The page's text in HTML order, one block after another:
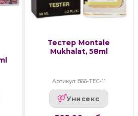
Тестер Montale
Mukhalat, 58ml
Артикул: 866-ТЕС-11
Унисекс